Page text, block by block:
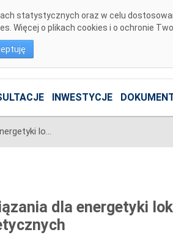
statystycznych oraz w celu
Więcej o plikach cookies i o ochronie
INWESTYCJE
Raport NCAE: Rozwiązania dla energetyki lokalnej. Propozycja dla społeczności energetycznych
dla energetyki